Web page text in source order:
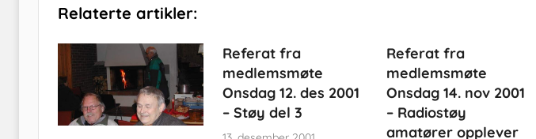
Relaterte artikler:
Referat fra
medlemsmøte
Onsdag 12. des 2001
– Støy del 3
Referat fra
medlemsmøte
Onsdag 14. nov 2001
– Radiostøy
amatører opplever